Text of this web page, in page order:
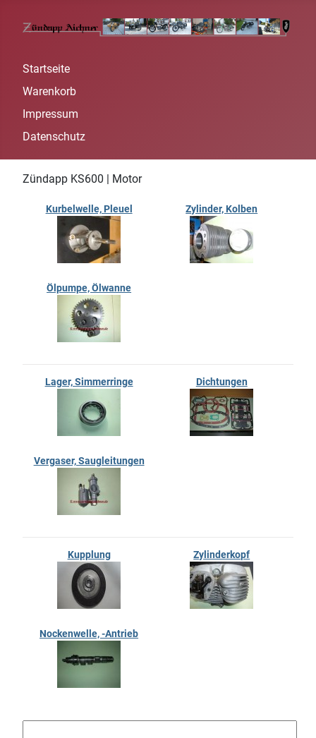
Startseite
Warenkorb
Impressum
Datenschutz
Zündapp KS600 | Motor
Kurbelwelle, Pleuel Zylinder, Kolben
Ölpumpe, Ölwanne
Lager, Simmerringe Dichtungen
Vergaser, Saugleitungen
Kupplung Zylinderkopf
Nockenwelle, -Antrieb